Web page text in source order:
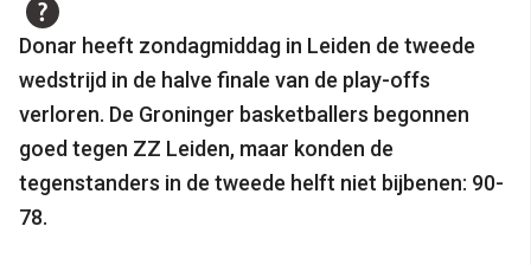
Donar heeft zondagmiddag in Leiden de tweede
wedstrijd in de halve finale van de play-offs
verloren. De Groninger basketballers begonnen
goed tegen ZZ Leiden, maar konden de
tegenstanders in de tweede helft niet bijbenen: 90-
78.